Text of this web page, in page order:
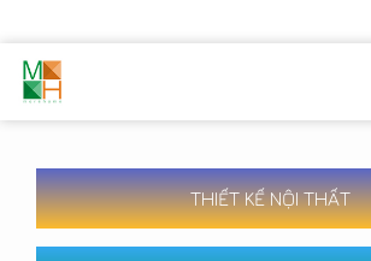
THIẾT KẾ NỘI THẤT